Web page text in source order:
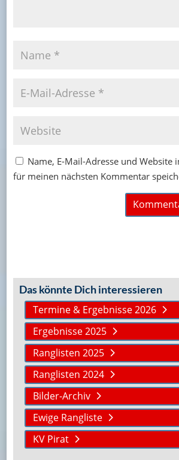
Name, E-Mail-Adresse und Website
für meinen nächsten Kommentar
Das könnte Dich interessieren
Termine & Ergebnisse 2026
Ergebnisse 2025
Ranglisten 2025
Ranglisten 2024
Bilder-Archiv
Ewige Rangliste
KV Pirat